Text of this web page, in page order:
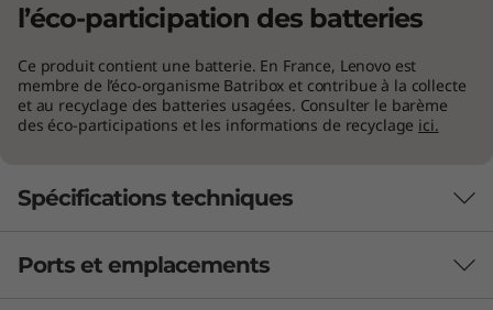
Créer. Jouer. Travailler. Apprendre.
Divertir.
semble. Les processeurs mobiles AMD Ryzen™
une autonomie étonnante et des
fonctionnalités modernes dont vous avez
l’éco-participation des batteries
Ce produit contient une batterie. En France, Lenovo est
membre de l’éco-organisme Batribox et contribue à la collecte
et au recyclage des batteries usagées. Consulter le barème
des éco-participations et les informations de recyclage ici.
Spécifications techniques
Ports et emplacements